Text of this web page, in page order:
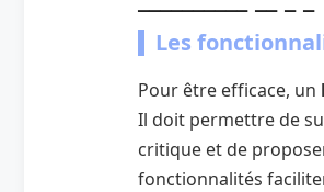
Les
Pour être efficace, un
Il doit permettre de
critique et de
fonctionnalités